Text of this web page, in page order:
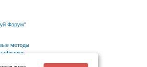
Форум"
методы